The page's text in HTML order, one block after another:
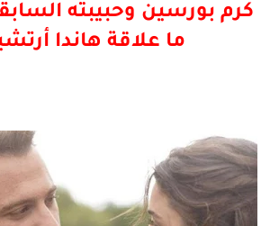
كرم بورسين وحبيبته
ما علاقة هاندا